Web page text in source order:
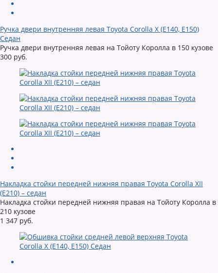
Ручка двери внутренняя левая Toyota Corolla X (E140, E150)
Седан
Ручка двери внутренняя левая на Тойоту Королла в 150 кузове
300 руб.
Накладка стойки передней нижняя правая Toyota Corolla XII
(E210) – седан
Накладка стойки передней нижняя правая на Тойоту Королла в
210 кузове
1 347 руб.